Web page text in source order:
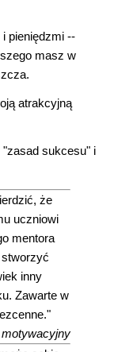
pieniędzmi --
masz w
atrakcyjną
"zasad sukcesu" i
że
uczniowi
mentora
stworzyć
inny
Zawarte w